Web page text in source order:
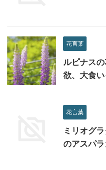
花言葉
ルピナス
欲、大食
花言葉
ミリオグ
のアスパ